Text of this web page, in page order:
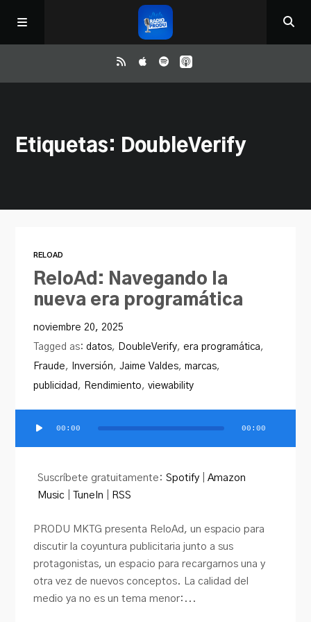
ReloAd
Contacto
Etiquetas: DoubleVerify
RELOAD
ReloAd: Navegando la
nueva era programática
noviembre 20, 2025
Tagged as:datos, DoubleVerify, era programática,
Fraude, Inversión,Jaime Valdes,marcas,
publicidad , Rendimiento,viewability
Reproductor
00:00 00:00
Suscríbete gratuitamente:Spotify |Amazon
Music
TuneIn RSS
PRODU MKTG presenta ReloAd, un espacio para
discutir la coyuntura publicitaria junto a sus
protagonistas, un espacio para recargarnos una y
otra vez de nuevos conceptos. La calidad del
medio ya no es un tema menor:...